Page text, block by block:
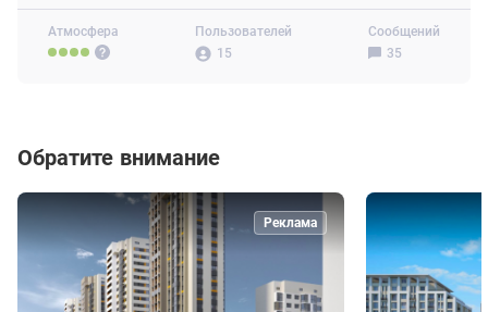
Атмосфера
Пользователей
15
Сообщений
35
Обратите внимание
Реклама